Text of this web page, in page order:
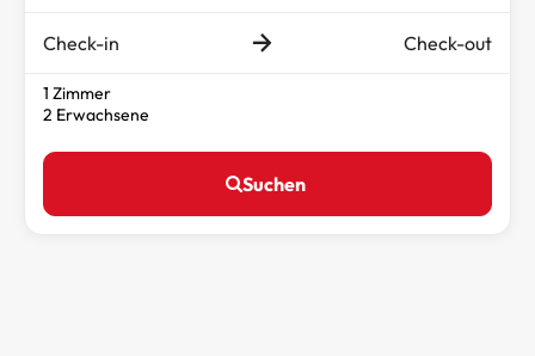
Check-in Check-out
1 Zimmer
2 Erwachsene
Suchen